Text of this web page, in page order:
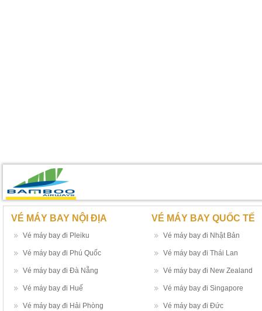
VÉ MÁY BAY NỘI ĐỊA
Vé máy bay đi Pleiku
Vé máy bay đi Phú Quốc
Vé máy bay đi Đà Nẵng
Vé máy bay đi Huế
Vé máy bay đi Hải Phòng
VÉ MÁY BAY QUỐC TẾ
Vé máy bay đi Nhật Bản
Vé máy bay đi Thái Lan
Vé máy bay đi New Zealand
Vé máy bay đi Singapore
Vé máy bay đi Đức